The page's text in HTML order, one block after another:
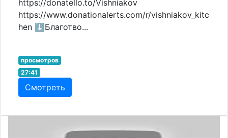
https://donatello.to/Vishniakov
https://www.donationalerts.com/r/vishniakov_kitc
hen ⬇️Благотво...
просмотров
27:41
Смотреть